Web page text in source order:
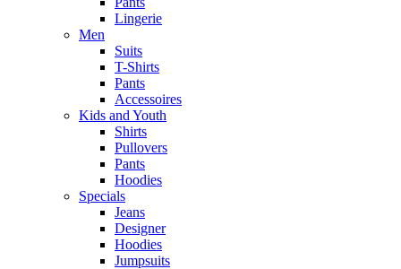
Lingerie
Men
Suits
T-Shirts
Pants
Accessoires
Kids and Youth
Shirts
Pullovers
Pants
Hoodies
Specials
Jeans
Designer
Hoodies
Jumpsuits